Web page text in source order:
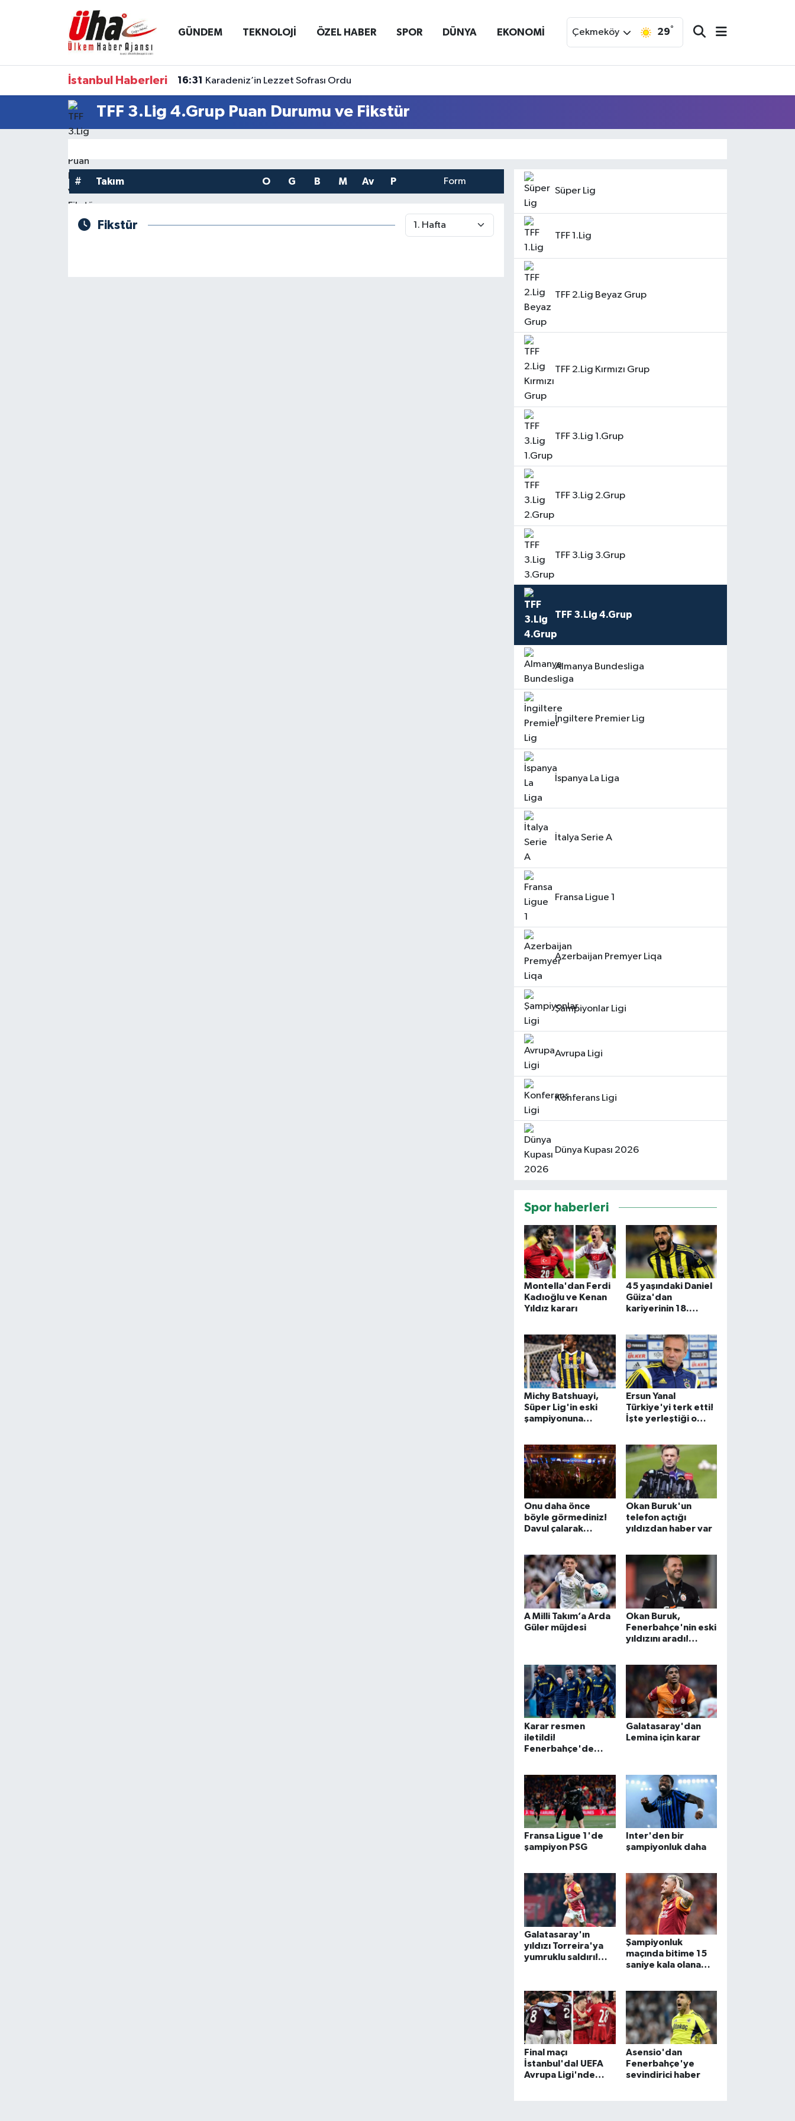
GÜNDEM TEKNOLOJİ ÖZEL HABER SPOR DÜNYA EKONOMİ Çekmeköy 29°
İstanbul Haberleri 16:31 Karadeniz’in Lezzet Sofrası Ordu
TFF 3.Lig 4.Grup Puan Durumu ve Fikstür
# Takım O G B M Av P Form
Fikstür
Süper Lig
TFF 1.Lig
TFF 2.Lig Beyaz Grup
TFF 2.Lig Kırmızı Grup
TFF 3.Lig 1.Grup
TFF 3.Lig 2.Grup
TFF 3.Lig 3.Grup
TFF 3.Lig 4.Grup
Almanya Bundesliga
İngiltere Premier Lig
İspanya La Liga
İtalya Serie A
Fransa Ligue 1
Azerbaijan Premyer Liqa
Şampiyonlar Ligi
Avrupa Ligi
Konferans Ligi
Dünya Kupası 2026
Spor haberleri
Montella'dan Ferdi
Kadıoğlu ve Kenan
Yıldız kararı
45 yaşındaki Daniel
Güiza'dan
kariyerinin 18.
Michy Batshuayi,
Süper Lig'in eski
şampiyonuna
Ersun Yanal
Türkiye'yi terk etti!
İşte yerleştiği o
Onu daha önce
böyle görmediniz!
Davul çalarak
Okan Buruk'un
telefon açtığı
yıldızdan haber var
A Milli Takım’a Arda
Güler müjdesi
Okan Buruk,
Fenerbahçe'nin eski
yıldızını aradı!
Karar resmen
iletildi!
Fenerbahçe'de
Galatasaray'dan
Lemina için karar
Fransa Ligue 1'de
şampiyon PSG
Inter'den bir
şampiyonluk daha
Galatasaray'ın
yıldızı Torreira'ya
yumruklu saldırı!
Şampiyonluk
maçında bitime 15
saniye kala olana
Final maçı
İstanbul'da! UEFA
Avrupa Ligi'nde
Asensio'dan
Fenerbahçe'ye
sevindirici haber
İstanbul Nöbetçi Eczaneler
İstanbul Hava Durumu
İstanbul Namaz Vakitleri
İstanbul Trafik Yoğunluk Haritası
Süper Lig Puan Durumu ve Fikstür
Tüm Manşetler
Son Dakika Haberleri